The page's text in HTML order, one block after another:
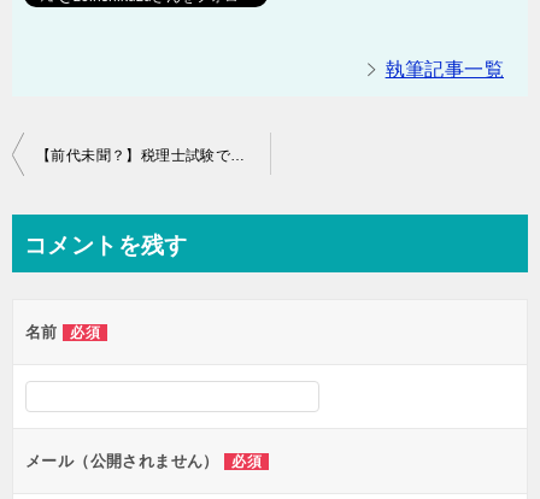
執筆記事一覧
投
ビ
ー
シ
ン
【前代未聞？】税理士試験で理論に７５分かけると？
コメントを残す
名前 必須
メール（公開されません） 必須